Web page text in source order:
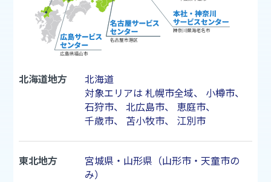
北海道地方
北海道
対象エリアは 札幌市全域、 小樽市、
石狩市、 北広島市、 恵庭市、
千歳市、 苫小牧市、 江別市
東北地方
宮城県・山形県（山形市・天童市の
み）